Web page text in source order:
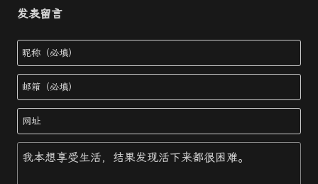
发表留言